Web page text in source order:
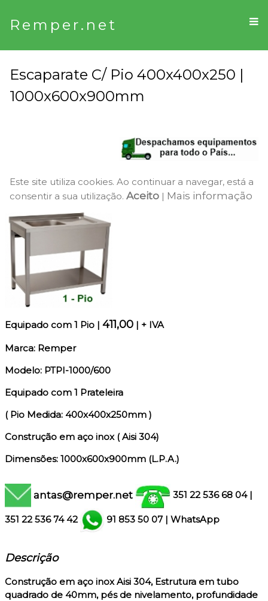
Remper.net
Escaparate C/ Pio 400x400x250 |
1000x600x900mm
Este site utiliza cookies. Ao continuar a navegar, está a
consentir a sua utilização. Aceito | Mais informação
Equipado com 1 Pio | 411,00 | + IVA
Marca: Remper
Modelo: PTPI-1000/600
Equipado com 1 Prateleira
( Pio Medida: 400x400x250mm )
Construção em aço inox ( Aisi 304)
Dimensões: 1000x600x900mm (L.P.A.)
antas@remper.net 351 22 536 68 04 |
351 22 536 74 42 91 853 50 07 | WhatsApp
Descrição
Construção em aço inox Aisi 304, Estrutura em tubo
quadrado de 40mm, pés de nivelamento, profundidade